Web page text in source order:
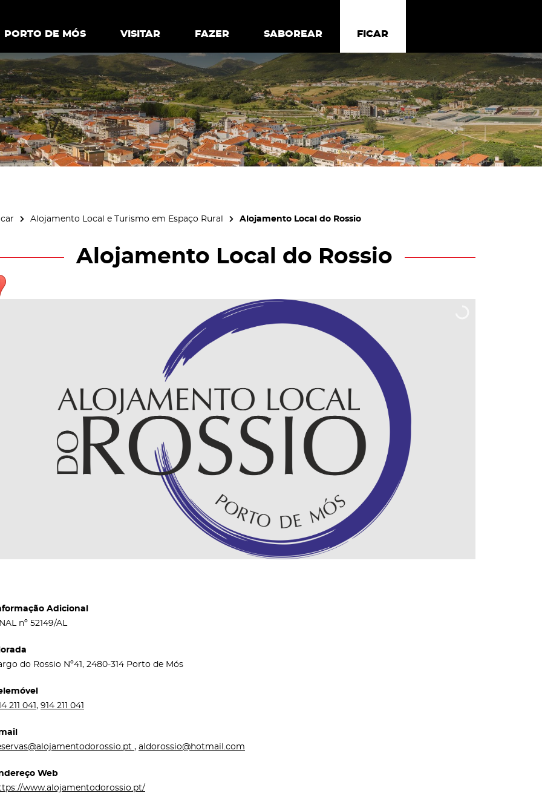
PORTO DE MÓS
VISITAR FAZER SABOREAR FICAR
PORTO DE MÓS VISITAR FAZER SABOREAR FICAR
Alojamento Local e Turismo em Espaço Rural Alojamento Local do Rossio
Alojamento Local do Rossio
Adicional
nº 52149/AL
do Rossio Nº41, 2480-314 Porto de Mós
211 041, 914 211 041
, aldorossio@hotmail.com
Web
www.alojamentodorossio.pt/